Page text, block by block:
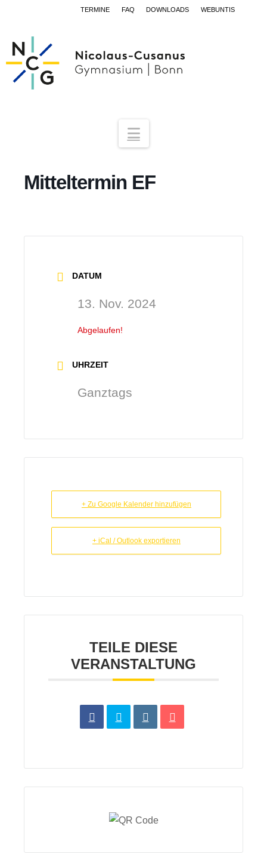
TERMINE FAQ DOWNLOADS WEBUNTIS
Navigation
Mitteltermin EF
DATUM
13. Nov. 2024
Abgelaufen!
UHRZEIT
Ganztags
+ Zu Google Kalender hinzufügen
+ iCal / Outlook exportieren
TEILE DIESE
VERANSTALTUNG